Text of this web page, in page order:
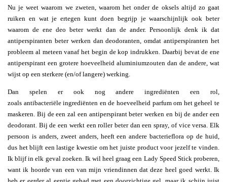
Nu je weet waarom we zweten, waarom het onder de oksels altijd zo gaat
ruiken en wat je ertegen kunt doen begrijp je waarschijnlijk ook beter
waarom de ene deo beter werkt dan de ander. Persoonlijk denk ik dat
antiperspiranten beter werken dan deodoranten, omdat antiperspiranten het
probleem al meteen vanaf het begin de kop indrukken. Daarbij bevat de ene
antiperspirant een grotere hoeveelheid aluminiumzouten dan de andere, wat
wijst op een sterkere (en/of langere) werking.
Dan spelen er ook nog andere ingrediënten een rol,
zoals antibacteriële ingrediënten en de hoeveelheid parfum om het geheel te
maskeren. Bij de een zal een antiperspirant beter werken en bij de ander een
deodorant. Bij de een werkt een roller beter dan een spray, of vice versa. Elk
persoon is anders, zweet anders, heeft een andere bacterieflora op de huid,
dus het blijft een lastige kwestie om het juiste product voor jezelf te vinden.
Ik blijf in elk geval zoeken. Ik wil heel graag een Lady Speed Stick proberen,
want ik hoorde van een van mijn vriendinnen dat deze heel goed werkt. Ik